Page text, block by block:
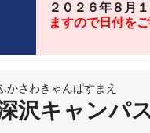
２０２６年８月
ますので日付を
かさわきゃんぱすまえ
沢キャンパ